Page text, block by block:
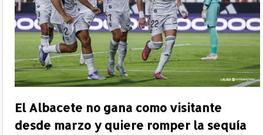
El Albacete no gana como visitante
desde marzo y quiere romper la sequía